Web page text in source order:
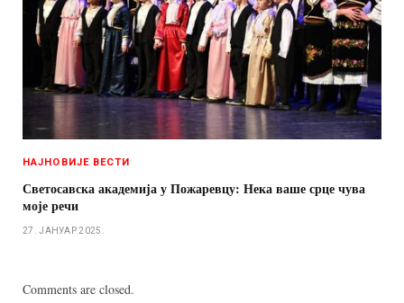
НАЈНОВИЈЕ ВЕСТИ
Светосавска академија у Пожаревцу: Нека ваше срце чува
моје речи
27. ЈАНУАР 2025.
Comments are closed.